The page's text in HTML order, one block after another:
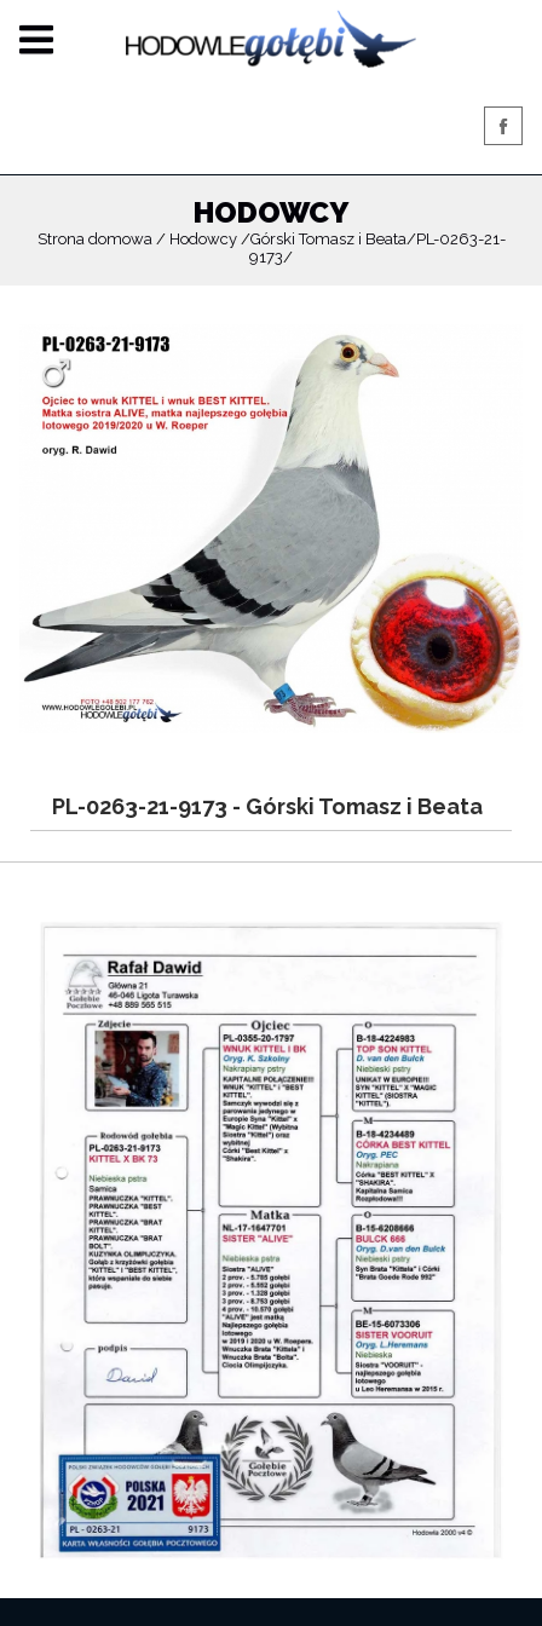
HODOWCY
Strona domowa Hodowcy Górski Tomasz i Beata PL-0263-21-
9173
PL-0263-21-9173 - Górski Tomasz i Beata